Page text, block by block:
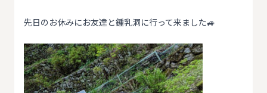
先日のお休みにお友達と鍾乳洞に行って来ました🚙